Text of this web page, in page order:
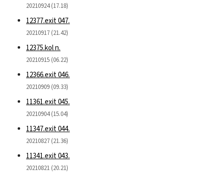
20210924 (17.18)
12377.exit 047.
20210917 (21.42)
12375.kol n.
20210915 (06.22)
12366.exit 046.
20210909 (09.33)
11361.exit 045.
20210904 (15.04)
11347.exit 044.
20210827 (21.36)
11341.exit 043.
20210821 (20.21)